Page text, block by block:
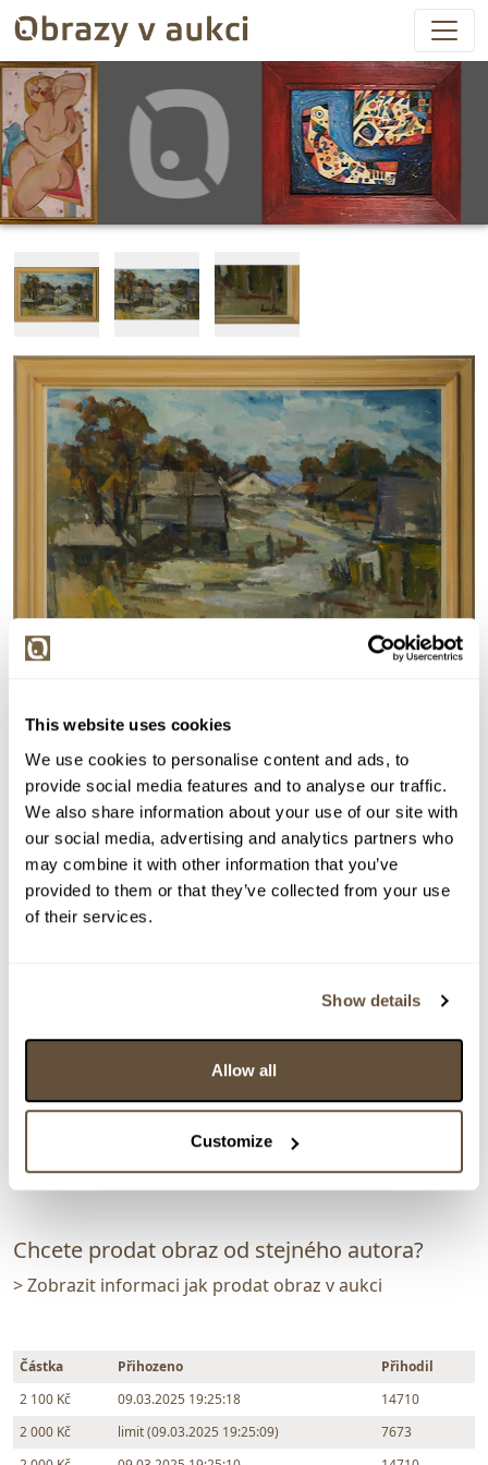
This website uses cookies
We use cookies to personalise content and ads, to
provide social media features and to analyse our traffic.
We also share information about your use of our site with
our social media, advertising and analytics partners who
may combine it with other information that you’ve
provided to them or that they’ve collected from your use
of their services.
Show details
Allow all
Customize
Olej na kartonu, 55x90 cm. Signováno vpravo dole
> Zobrazit detail položky a informace o autorovi
> zpět na aukční výsledky
Dražba ukončena:
09.03.2025 20:05:00
vydraženo za:
2 100 Kč
Zpět na aukční výsledky
Chcete prodat obraz od stejného autora?
> Zobrazit informaci jak prodat obraz v aukci
Částka Přihozeno
Přihodil
2 100 Kč
09.03.2025 19:25:18
14710
2 000 Kč
limit (09.03.2025 19:25:09)
7673